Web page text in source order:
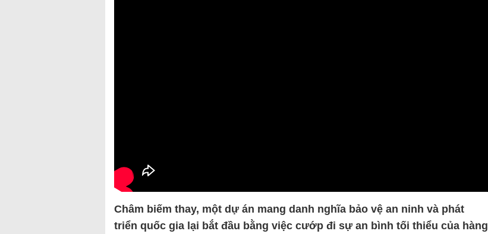
Châm biếm thay, một dự án mang danh nghĩa bảo vệ an ninh và phát
triển quốc gia lại bắt đầu bằng việc cướp đi sự an bình tối thiểu của hàng